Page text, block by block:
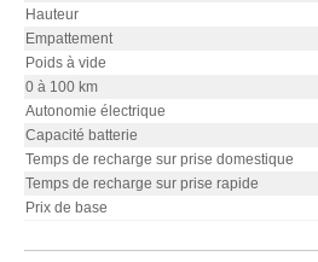
Hauteur
Empattement
Poids à vide
0 à 100 km
Autonomie électrique
Capacité batterie
Temps de recharge sur prise domestique
Temps de recharge sur prise rapide
Prix de base